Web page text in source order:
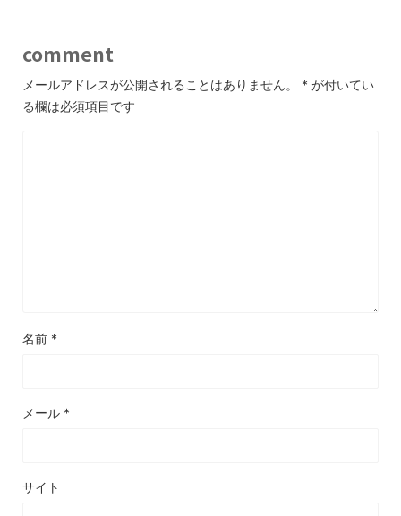
comment
メールアドレスが公開されることはありません。 * が付いてい
る欄は必須項目です
名前 *
メール *
サイト